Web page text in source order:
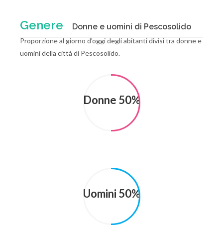
Genere Donne e uomini di Pescosolido
Proporzione al giorno d'oggi degli abitanti divisi tra donne e
uomini della città di Pescosolido.
Donne 50%
Uomini 50%